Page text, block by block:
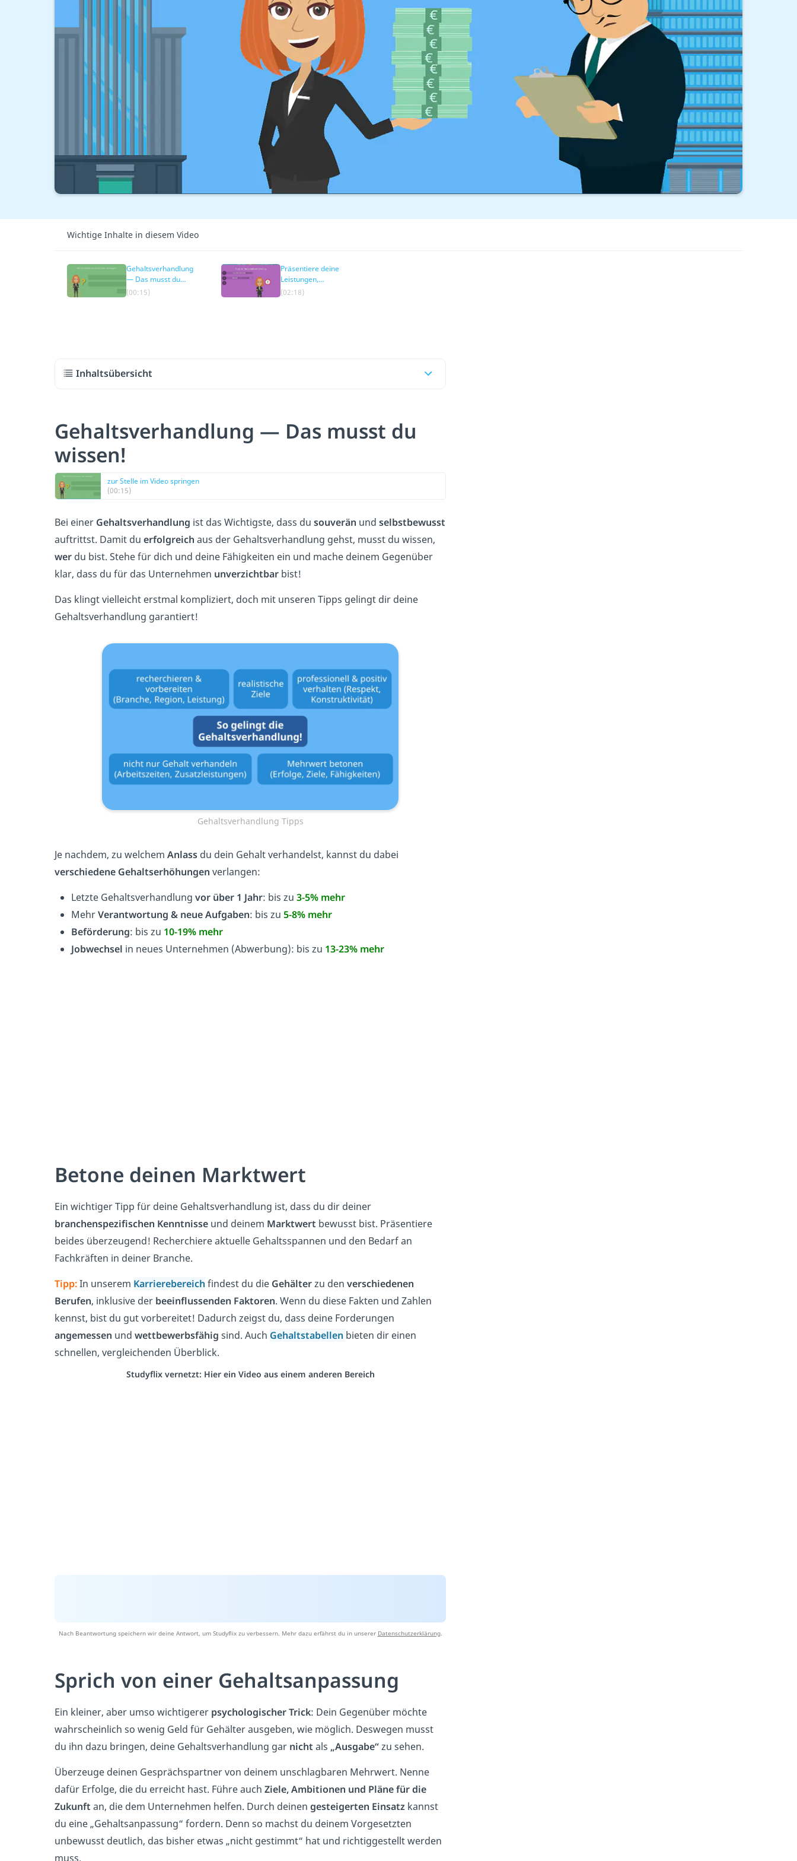
Wichtige Inhalte in diesem Video
Gehaltsverhandlung
— Das musst du
wissen!
(00:15)
Präsentiere deine
Leistungen,
Fähigkeiten und
(02:18)
Inhaltsübersicht
Gehaltsverhandlung — Das musst du
wissen!
zur Stelle im Video springen
(00:15)
Bei einer Gehaltsverhandlung ist das Wichtigste, dass du souverän und selbstbewusst
auftrittst. Damit du erfolgreich aus der Gehaltsverhandlung gehst, musst du wissen,
wer du bist. Stehe für dich und deine Fähigkeiten ein und mache deinem Gegenüber
klar, dass du für das Unternehmen unverzichtbar bist!
Das klingt vielleicht erstmal kompliziert, doch mit unseren Tipps gelingt dir deine
Gehaltsverhandlung garantiert!
Gehaltsverhandlung Tipps
Je nachdem, zu welchem Anlass du dein Gehalt verhandelst, kannst du dabei
verschiedene Gehaltserhöhungen verlangen:
Letzte Gehaltsverhandlung vor über 1 Jahr: bis zu 3-5% mehr
MehrVerantwortung & neue Aufgaben: bis zu 5-8% mehr
Beförderung: bis zu 10-19% mehr
Jobwechsel in neues Unternehmen (Abwerbung): bis zu 13-23% mehr
Betone deinen Marktwert
Ein wichtiger Tipp für deine Gehaltsverhandlung ist, dass du dir deiner
branchenspezifischen Kenntnisse und deinem Marktwert bewusst bist. Präsentiere
beides überzeugend! Recherchiere aktuelle Gehaltsspannen und den Bedarf an
Fachkräften in deiner Branche.
Tipp:In unserem Karrierebereich findest du die Gehälterzu den verschiedenen
Berufen, inklusive der beeinflussenden Faktoren. Wenn du diese Fakten und Zahlen
kennst, bist du gut vorbereitet! Dadurch zeigst du, dass deine Forderungen
angemessen und wettbewerbsfähig sind. Auch Gehaltstabellen bieten dir einen
schnellen, vergleichenden Überblick.
Studyflix vernetzt: Hier ein Video aus einem anderen Bereich
Nach Beantwortung speichern wir deine Antwort, um Studyflix zu verbessern. Mehr dazu erfährst du in unserer Datenschutzerklärung.
Sprich von einer Gehaltsanpassung
Ein kleiner, aber umso wichtigerer psychologischerTrick: Dein Gegenüber möchte
wahrscheinlich so wenig Geld für Gehälter ausgeben, wie möglich. Deswegen musst
du ihn dazu bringen, deine Gehaltsverhandlung gar nicht als „Ausgabe“zu sehen.
Überzeuge deinen Gesprächspartner von deinem unschlagbaren Mehrwert. Nenne
dafür Erfolge, die du erreicht hast. Führe auch Ziele, Ambitionen und Pläne für die
Zukunft an, die dem Unternehmen helfen. Durch deinen gesteigerten Einsatz kannst
du eine „Gehaltsanpassung“ fordern. Denn so machst du deinem Vorgesetzten
unbewusst deutlich, das bisher etwas „nicht gestimmt“ hat und richtiggestellt werden
muss.